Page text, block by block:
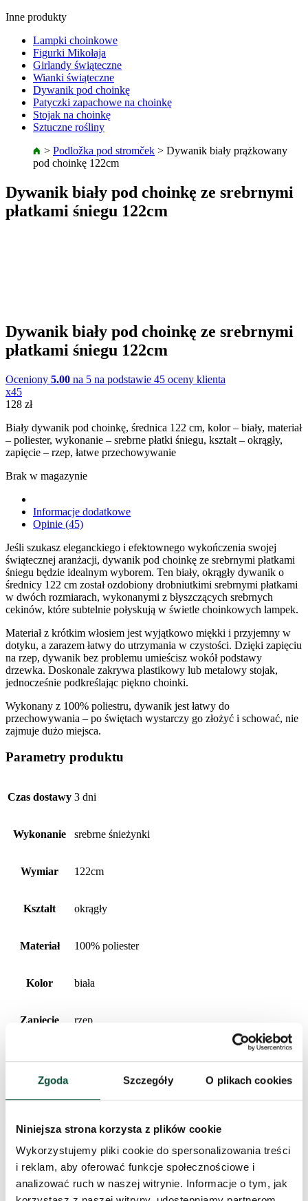
Zgoda Szczegóły O plikach cookies
Niniejsza strona korzysta z plików cookie
Wykorzystujemy pliki cookie do spersonalizowania treści
i reklam, aby oferować funkcje społecznościowe i
analizować ruch w naszej witrynie. Informacje o tym, jak
Inne produkty
Lampki choinkowe
Figurki Mikołaja
Girlandy świąteczne
Wianki świąteczne
Dywanik pod choinkę
Patyczki zapachowe na choinkę
Stojak na choinkę
Sztuczne rośliny
> Podložka pod stromček > Dywanik biały prążkowany
pod choinkę 122cm
Dywanik biały pod choinkę ze srebrnymi
płatkami śniegu 122cm
Dywanik biały pod choinkę ze srebrnymi
płatkami śniegu 122cm
Oceniony 5.00 na 5 na podstawie 45 oceny klienta
x45
128 zł
Biały dywanik pod choinkę, średnica 122 cm, kolor – biały, materiał
– poliester, wykonanie – srebrne płatki śniegu, kształt – okrągły,
zapięcie – rzep, łatwe przechowywanie
Brak w magazynie
Informacje dodatkowe
Opinie (45)
Jeśli szukasz eleganckiego i efektownego wykończenia swojej
świątecznej aranżacji, dywanik pod choinkę ze srebrnymi płatkami
śniegu będzie idealnym wyborem. Ten biały, okrągły dywanik o
średnicy 122 cm został ozdobiony drobniutkimi srebrnymi płatkami
w dwóch rozmiarach, wykonanymi z błyszczących srebrnych
cekinów, które subtelnie połyskują w świetle choinkowych lampek.
Materiał z krótkim włosiem jest wyjątkowo miękki i przyjemny w
dotyku, a zarazem łatwy do utrzymania w czystości. Dzięki zapięciu
na rzep, dywanik bez problemu umieścisz wokół podstawy
drzewka. Doskonale zakrywa plastikowy lub metalowy stojak,
jednocześnie podkreślając piękno choinki.
Wykonany z 100% poliestru, dywanik jest łatwy do
przechowywania – po świętach wystarczy go złożyć i schować, nie
zajmuje dużo miejsca.
Parametry produktu
Czas dostawy 3 dni
Wykonanie srebrne śnieżynki
Wymiar 122cm
Kształt okrągły
Materiał 100% poliester
Kolor biała
Zapięcie rzep
Historia cen
Najniższa cena z ostatnich 30 dni to128
Czas dostawy 3 dni
Wykonanie srebrne śnieżynki